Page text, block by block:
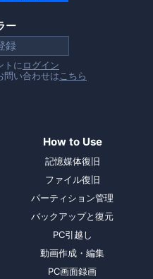
ー
録
トに ログイン
問い合わせは こちら
How to Use
記憶媒体復旧
ファイル復旧
パーティション管理
バックアップと復元
PC引越し
動画作成・編集
PC画面録画